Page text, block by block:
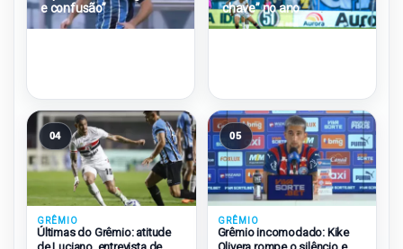
e confusão”
chave” no ano
04
GRÊMIO
Últimas do Grêmio: atitude
05
GRÊMIO
Grêmio incomodado: Kike